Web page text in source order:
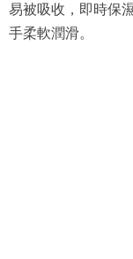
易被吸收，即時保
手柔軟潤滑。